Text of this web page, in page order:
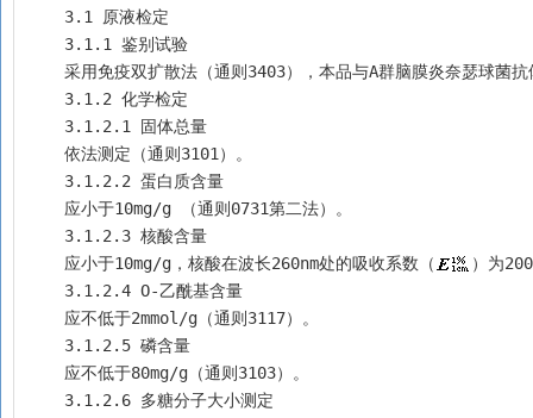
    3.1 原液检定
    3.1.1 鉴别试验
采用免疫双扩散法（通则3403），本品与A群脑膜炎奈瑟球菌
    3.1.2 化学检定
    3.1.2.1 固体总量
    依法测定（通则3101）。
    3.1.2.2 蛋白质含量
    应小于10mg/g （通则0731第二法）。
    3.1.2.3 核酸含量
    应小于10mg/g，核酸在波长260nm处的吸收系数（
）为
    3.1.2.4 О-乙酰基含量
    应不低于2mmol/g（通则3117）。
    3.1.2.5 磷含量
    应不低于80mg/g（通则3103）。
    3.1.2.6 多糖分子大小测定